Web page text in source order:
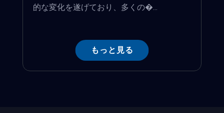
的な変化を遂げており、多くの�...
もっと見る